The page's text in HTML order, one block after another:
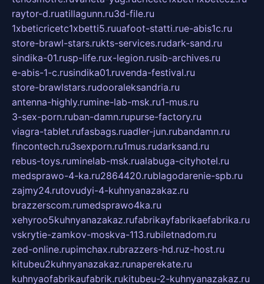
raytor-d.ruatillagunn.ru3d-file.ru
1xbeticricetc1xbetti5.ruuafoot-statti.rue-abis1c.ru
store-brawl-stars.rukts-services.rudark-sand.ru
sindika-01.rusp-life.rux-legion.rusib-archives.ru
e-abis-1-c.rusindika01.ruvenda-festival.ru
store-brawlstars.rudooraleksandria.ru
antenna-highly.rumine-lab-msk.ru1-mus.ru
3-sex-porn.ruban-damn.rupurse-factory.ru
viagra-tablet.rufasbags.ruadler-jun.rubandamn.ru
fincontech.ru3sexporn.ru1mus.rudarksand.ru
rebus-toys.ruminelab-msk.rualabuga-cityhotel.ru
medsprawo-4-ka.ru2864420.rublagodarenie-spb.ru
zajmy24.rutovudyi-4-kuhnyanazakaz.ru
brazzerscom.rumedsprawo4ka.ru
xehyroo5kuhnyanazakaz.rufabrikayfabrikaefabrika.ru
vskrytie-zamkov-moskva-113.rubiletnadom.ru
zed-online.rupimchax.rubrazzers-hd.ruz-host.ru
kitubeu2kuhnyanazakaz.runaperekate.ru
kuhnyaofabrikaufabrik.rukitubeu-2-kuhnyanazakaz.ru